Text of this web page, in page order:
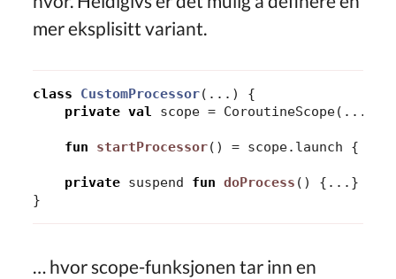
mer eksplisitt variant.
class CustomProcessor(...)
{
private val scope = CoroutineScope(...)
fun startProcessor() = scope. launch {
private suspend fun doProcess ()
{...}
}
… hvor scope-funksjonen tar inn en